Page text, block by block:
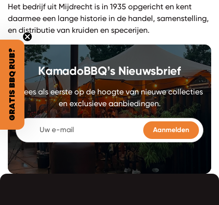
Het bedrijf uit Mijdrecht is in 1935 opgericht en kent
daarmee een lange historie in de handel, samenstelling,
en distributie van kruiden en specerijen.
KamadoBBQ’s Nieuwsbrief
Wees als eerste op de hoogte van nieuwe collecties
en exclusieve aanbiedingen.
Uw e-mail
GRATIS BBQ RUB?